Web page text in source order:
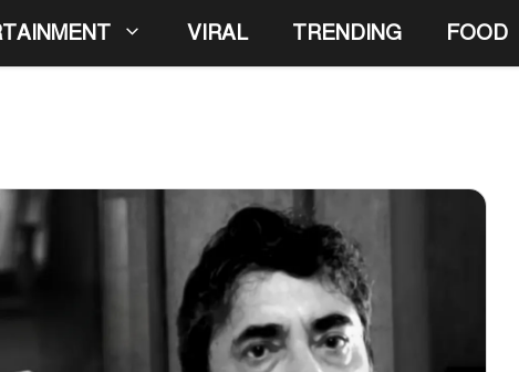
VIRAL TRENDING FOOD